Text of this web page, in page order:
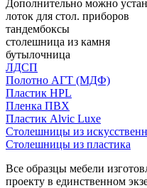
Дополнительно можно
лоток для стол. приборов
тандембоксы
столешница из камня
бутылочница
ЛДСП
Полотно АГТ (МДФ)
Пластик HPL
Пленка ПВХ
Пластик Alvic Luxe
Столешницы из
Столешницы из пластика
Все образцы мебели
проекту в единственном